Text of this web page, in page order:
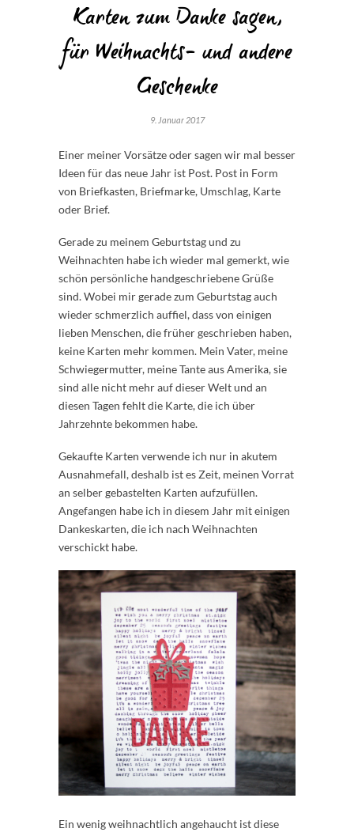
Karten zum Danke sagen,
für Weihnachts- und andere
Geschenke
9. Januar 2017
Einer meiner Vorsätze oder sagen wir mal besser
Ideen für das neue Jahr ist Post. Post in Form
von Briefkasten, Briefmarke, Umschlag, Karte
oder Brief.
Gerade zu meinem Geburtstag und zu
Weihnachten habe ich wieder mal gemerkt, wie
schön persönliche handgeschriebene Grüße
sind. Wobei mir gerade zum Geburtstag auch
wieder schmerzlich auffiel, dass von einigen
lieben Menschen, die früher geschrieben haben,
keine Karten mehr kommen. Mein Vater, meine
Schwiegermutter, meine Tante aus Amerika, sie
sind alle nicht mehr auf dieser Welt und an
diesen Tagen fehlt die Karte, die ich über
Jahrzehnte bekommen habe.
Gekaufte Karten verwende ich nur in akutem
Ausnahmefall, deshalb ist es Zeit, meinen Vorrat
an selber gebastelten Karten aufzufüllen.
Angefangen habe ich in diesem Jahr mit einigen
Dankeskarten, die ich nach Weihnachten
verschickt habe.
Ein wenig weihnachtlich angehaucht ist diese